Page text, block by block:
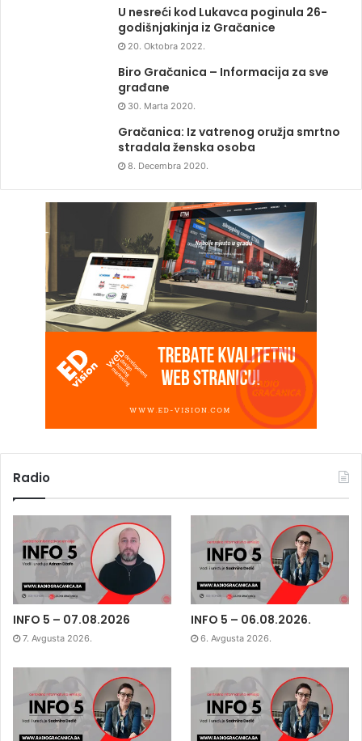
U nesreći kod Lukavca poginula 26-
godišnjakinja iz Gračanice
20. Oktobra 2022.
Biro Gračanica – Informacija za sve
građane
30. Marta 2020.
Gračanica: Iz vatrenog oružja smrtno
stradala ženska osoba
8. Decembra 2020.
Radio
INFO 5 – 07.08.2026
7. Avgusta 2026.
INFO 5 – 06.08.2026.
6. Avgusta 2026.